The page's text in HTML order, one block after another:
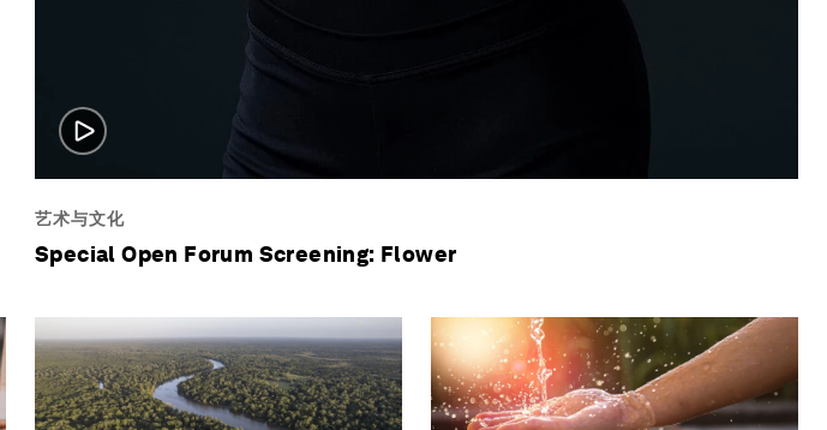
艺术与文化
Special Open Forum Screening: Flower